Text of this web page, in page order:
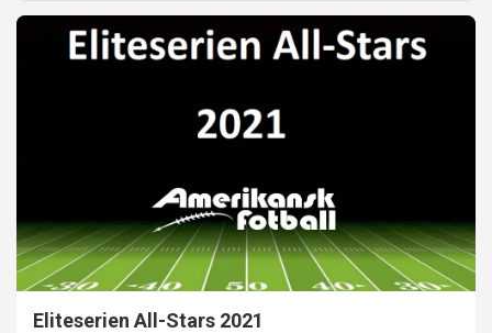
Eliteserien All-Stars 2021